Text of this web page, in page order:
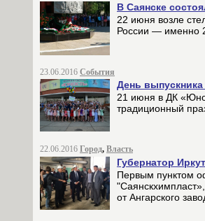
В Саянске
22 июня возле
России — именно
23.06.2016 События
День
21 июня в ДК
традиционный
22.06.2016 Город, Власть
Губернатор
Первым пунктом
от Ангарского